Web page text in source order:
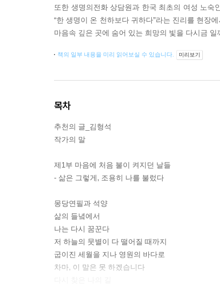
또한 생명의전화 상담원과 한국 최초의 여성 노
“한 생명이 온 천하보다 귀하다”라는 진리를 현장
마음속 깊은 곳에 숨어 있는 희망의 빛을 다시금 일
책의 일부 내용을 미리 읽어보실 수 있습니다. 미리보기
목차
추천의 글_김형석
작가의 말
제1부 마음에 처음 불이 켜지던 날들
- 삶은 그렇게, 조용히 나를 불렀다
몽당연필과 석양
삶의 들녘에서
나는 다시 꿈꾼다
저 하늘의 뭇별이 다 떨어질 때까지
굽이진 세월을 지나 영원의 바다로
차마, 이 말은 못 하겠습니다